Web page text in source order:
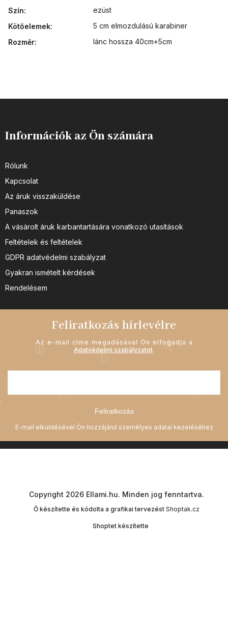
Szín:
ezüst
Kötőelemek:
5 cm elmozdulású karabiner
Rozměr: lánc hossza 40cm+5cm
Információk az Ön számára
Rólunk
Kapcsolat
Az áruk visszaküldése
Panaszok
A vásárolt áruk karbantartására vonatkozó utasítások
Feltételek és feltételek
GDPR adatvédelmi szabályzat
Gyakran ismételt kérdések
Rendelésem
Feliratkozás hírlevélre
Az e-mail címe megadásával Ön elfogadja a
Adatvédelmi szabályzatot.
Feliratkozás
Shoptet készítette
Copyright 2026 Ellami.hu. Minden jog fenntartva.
Ő készítette és kódolta a grafikai tervezést Shoptak.cz